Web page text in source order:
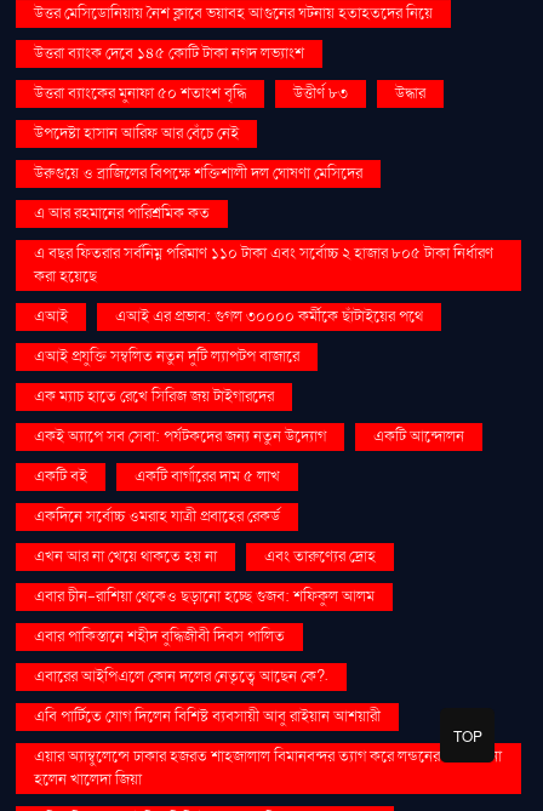
উত্তর মেসিডোনিয়ায় নৈশ ক্লাবে ভয়াবহ আগুনের ঘটনায় হতাহতদের নিয়ে
উত্তরা ব্যাংক দেবে ১৪৫ কোটি টাকা নগদ লভ্যাংশ
উত্তরা ব্যাংকের মুনাফা ৫০ শতাংশ বৃদ্ধি
উত্তীর্ণ ৮৩
উদ্ধার
উপদেষ্টা হাসান আরিফ আর বেঁচে নেই
উরুগুয়ে ও ব্রাজিলের বিপক্ষে শক্তিশালী দল ঘোষণা মেসিদের
এ আর রহমানের পারিশ্রমিক কত
এ বছর ফিতরার সর্বনিম্ন পরিমাণ ১১০ টাকা এবং সর্বোচ্চ ২ হাজার ৮০৫ টাকা নির্ধারণ
করা হয়েছে
এআই
এআই এর প্রভাব: গুগল ৩০০০০ কর্মীকে ছাঁটাইয়ের পথে
এআই প্রযুক্তি সম্বলিত নতুন দুটি ল্যাপটপ বাজারে
এক ম্যাচ হাতে রেখে সিরিজ জয় টাইগারদের
একই অ্যাপে সব সেবা: পর্যটকদের জন্য নতুন উদ্যোগ
একটি আন্দোলন
একটি বই
একটি বার্গারের দাম ৫ লাখ
একদিনে সর্বোচ্চ ওমরাহ যাত্রী প্রবাহের রেকর্ড
এখন আর না খেয়ে থাকতে হয় না
এবং তারুণ্যের দ্রোহ
এবার চীন-রাশিয়া থেকেও ছড়ানো হচ্ছে গুজব: শফিকুল আলম
এবার পাকিস্তানে শহীদ বুদ্ধিজীবী দিবস পালিত
এবারের আইপিএলে কোন দলের নেতৃত্বে আছেন কে?.
এবি পার্টিতে যোগ দিলেন বিশিষ্ট ব্যবসায়ী আবু রাইয়ান আশয়ারী
এয়ার অ্যাম্বুলেন্সে ঢাকার হজরত শাহজালাল বিমানবন্দর ত্যাগ করে লন্ডনের পথে রওনা
হলেন খালেদা জিয়া
TOP